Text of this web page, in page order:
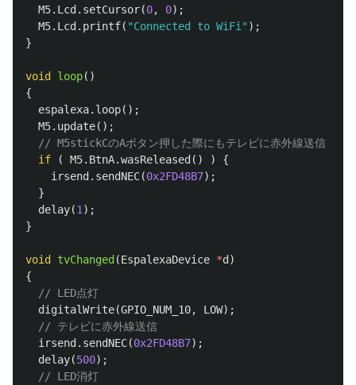
M5. Lcd . setCursor(0, 0);
M5. Lcd . printf( "Connected to WiFi" );
}
void loop()
{
espalexa. loop();
M5. update();
// M5stickCのAボタン押した際にもテレビに赤外線送信
if
( M5. BtnA.wasReleased () )
{
irsend . sendNEC(0x2FD48B7);
}
delay(1 );
}
void tvChanged (EspalexaDevice *d )
{
// LED点灯
digitalWrite(GPIO_NUM_10, LOW);
// テレビに赤外線送信
irsend . sendNEC(0x2FD48B7);
delay(500);
// LED消灯